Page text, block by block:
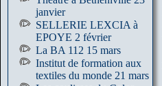
janvier
SELLERIE LEXCIA à
EPOYE 2 février
La BA 112 15 mars
Institut de formation aux
textiles du monde 21 mars